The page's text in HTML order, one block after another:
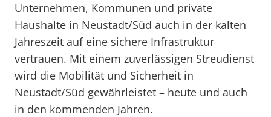
Unternehmen, Kommunen und private
Haushalte in Neustadt/Süd auch in der kalten
Jahreszeit auf eine sichere Infrastruktur
vertrauen. Mit einem zuverlässigen Streudienst
wird die Mobilität und Sicherheit in
Neustadt/Süd gewährleistet – heute und auch
in den kommenden Jahren.